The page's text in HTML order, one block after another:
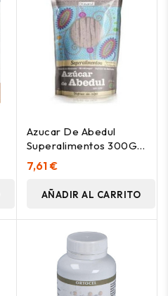
Azucar De Abedul
Superalimentos 300Gr.
Doypack
7,61 €
AÑADIR AL CARRITO